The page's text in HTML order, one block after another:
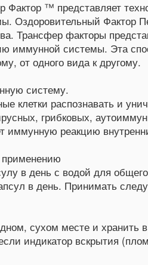
Фактор ™ представляет
Оздоровительный Фактор
Трансфер факторы
иммунной системы. Эта
от одного вида к другому.
систему.
клетки распознавать и
грибковых,
иммунную реакцию
в день с водой для
в день. Принимать
сухом месте и хранить
индикатор вскрытия